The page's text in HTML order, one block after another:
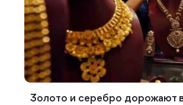
Золото и серебро дорожают